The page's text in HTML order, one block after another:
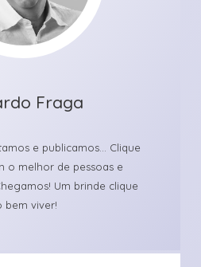
Fraga
e publicamos... Clique
o melhor de pessoas e
Um brinde clique
bem viver!